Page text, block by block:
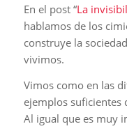
En el post “La
hablamos de los
construye la
vivimos.
Vimos como en las
ejemplos suficientes
Al igual que es muy